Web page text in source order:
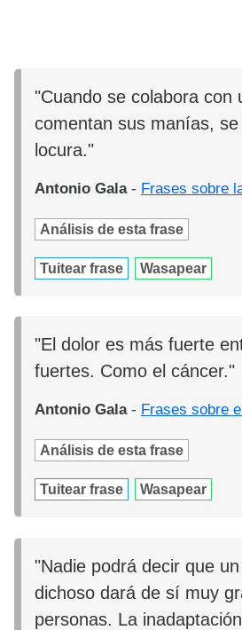
"Cuando se colabora con
comentan sus manías,
locura."
Antonio Gala- Frases sobre
Análisis de esta frase
Tuitear frase Wasapear
"El dolor es más fuerte
fuertes. Como el cáncer."
Antonio Gala- Frases sobre
Análisis de esta frase
Tuitear frase Wasapear
"Nadie podrá decir que
dichoso dará de sí muy
personas. La